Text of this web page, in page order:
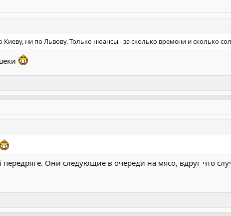
ни по Львову. Только нюансы - за сколько времени и сколько
Они следующие в очереди на мясо, вдруг что